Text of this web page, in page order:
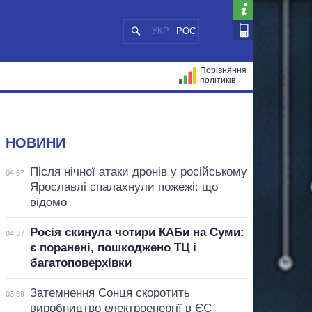
УКР РОС
Порівняння
політиків
НОВИНИ
04:57
Після нічної атаки дронів у російському
Ярославлі спалахнули пожежі: що
відомо
04:37
Росія скинула чотири КАБи на Суми:
є поранені, пошкоджено ТЦ і
багатоповерхівки
03:59
Затемнення Сонця скоротить
виробництво електроенергії в ЄС